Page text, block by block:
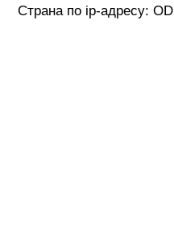
Страна по ip-адресу: OD